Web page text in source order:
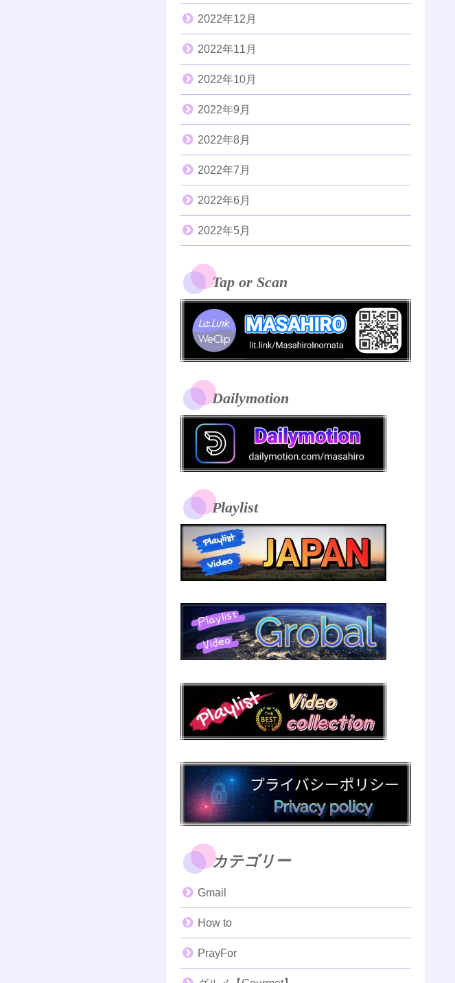
2022年12月
2022年11月
2022年10月
2022年9月
2022年8月
2022年7月
2022年6月
2022年5月
Tap or Scan
Dailymotion
Playlist
カテゴリー
Gmail
How to
PrayFor